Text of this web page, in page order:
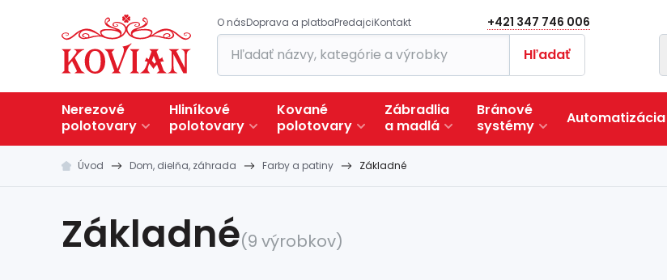
O násDoprava a platbaPredajciKontakt +421 347 746 006
Hľadať
Nerezové
polotovary
Hliníkové
polotovary
Kované
polotovary
Zábradlia
a madlá
Bránové
systémy
Automatizácia
Úvod Dom, dielňa, záhrada Farby a patiny Základné
Základné(9 výrobkov)